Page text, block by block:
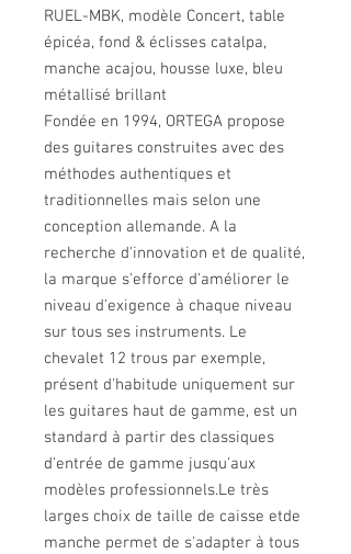
RUEL-MBK, modèle Concert, table
épicéa, fond & éclisses catalpa,
manche acajou, housse luxe, bleu
métallisé brillant
Fondée en 1994, ORTEGA propose
des guitares construites avec des
méthodes authentiques et
traditionnelles mais selon une
conception allemande. A la
recherche d'innovation et de qualité,
la marque s'efforce d'améliorer le
niveau d'exigence à chaque niveau
sur tous ses instruments. Le
chevalet 12 trous par exemple,
présent d'habitude uniquement sur
les guitares haut de gamme, est un
standard à partir des classiques
d'entrée de gamme jusqu'aux
modèles professionnels.Le très
larges choix de taille de caisse etde
manche permet de s'adapter à tous